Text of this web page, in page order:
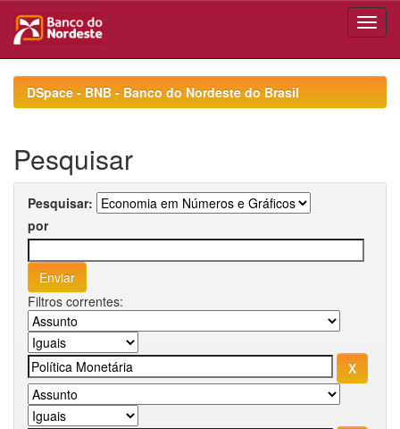
navigationDSpace - BNB - Banco do Nordeste do Brasil
Pesquisar
Pesquisar:
por
Filtros correntes: